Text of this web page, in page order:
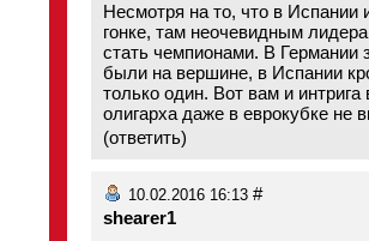
Несмотря на то, что в Испании
гонке, там неочевидным
стать чемпионами. В Германии
были на вершине, в Испании
только один. Вот вам и
олигарха даже в еврокубке не
(ответить)
10.02.2016 16:13 #
shearer1